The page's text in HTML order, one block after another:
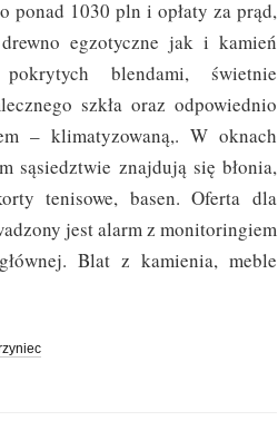
ponad 1030 pln i opłaty za prąd,
egzotyczne jak i kamień
blendami, świetnie
szkła oraz odpowiednio
– klimatyzowaną,. W oknach
sąsiedztwie znajdują się błonia,
tenisowe, basen. Oferta dla
jest alarm z monitoringiem
Blat z kamienia, meble